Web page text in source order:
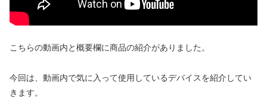
こちらの動画内と概要欄に商品の紹介がありました。
今回は、動画内で気に入って使用しているデバイスを紹介してい
きます。